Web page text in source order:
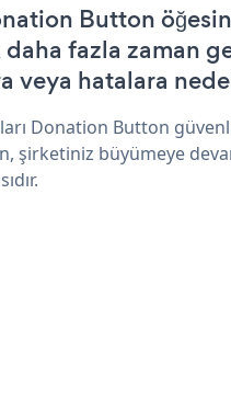
Button
fazla zaman
veya hatalara
Donation Button
şirketiniz büyümeye